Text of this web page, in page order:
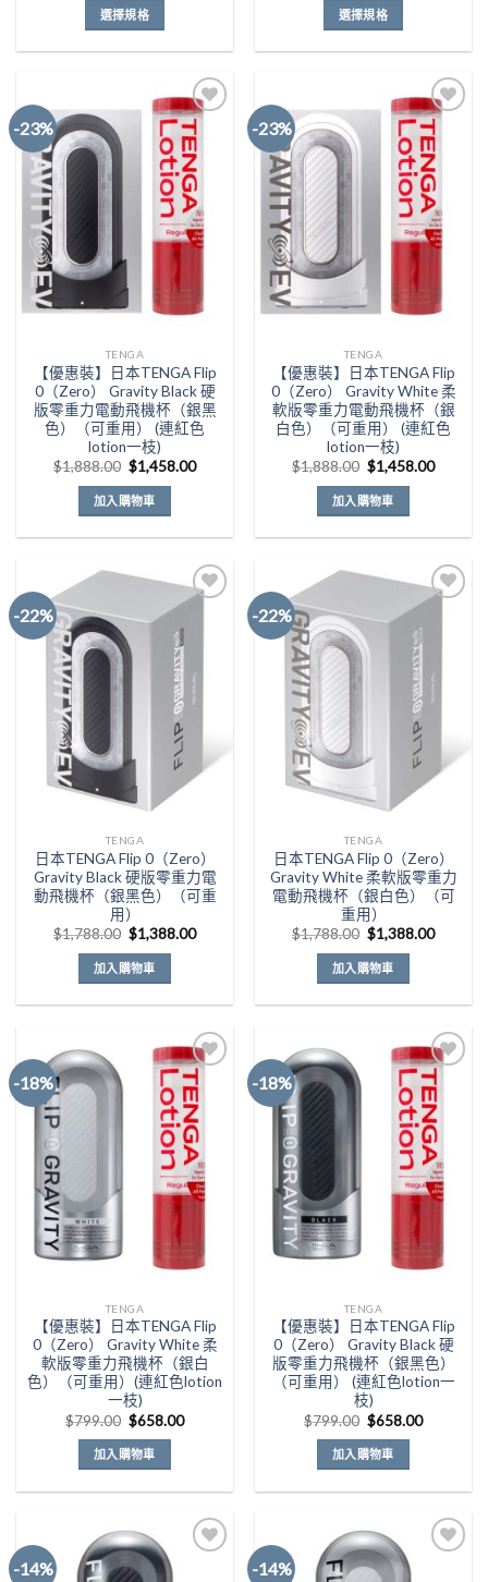
到
選擇規格
有
產
品
頁
選
擇
選
項
到
選擇規格
有
品
頁
選
擇
選
項
-23%
Add to
Wishlist
TENGA
【優惠裝】日本TENGA Flip
0（Zero） Gravity Black 硬
版零重力電動飛機杯（銀黑
色）（可重用） (連紅色
lotion一枝)
$1,888.00 原
始
價
格：
$1,888.00。
$1,458.00目
加入購物車
-23%
Add to
Wishlist
TENGA
【優惠裝】日本TENGA Flip
0（Zero） Gravity White 柔
軟版零重力電動飛機杯（銀
白色）（可重用） (連紅色
lotion一枝)
$1,888.00 原
始
價
格：
$1,888.00。
$1,458.00目
加入購物車
-22%
Add to
Wishlist
TENGA
日本TENGA Flip 0（Zero）
Gravity Black 硬版零重力電
動飛機杯（銀黑色）（可重
用）
$1,788.00 原
始
價
格：
$1,788.00。
$1,388.00目
加入購物車
-22%
Add to
Wishlist
TENGA
日本TENGA Flip 0（Zero）
Gravity White 柔軟版零重力
電動飛機杯（銀白色）（可
重用）
$1,788.00 原
始
價
格：
$1,788.00。
$1,388.00目
加入購物車
-18%
Add to
Wishlist
TENGA
【優惠裝】日本TENGA Flip
0（Zero） Gravity White 柔
軟版零重力飛機杯（銀白
色）（可重用）(連紅色lotion
一枝)
$799.00 原
始
價
格：
$799.00。
$658.00目
加入購物車
-18%
Add to
Wishlist
TENGA
【優惠裝】日本TENGA Flip
0（Zero） Gravity Black 硬
版零重力飛機杯（銀黑色）
（可重用） (連紅色lotion一
枝)
$799.00 原
始
價
格：
$799.00。
$658.00目
加入購物車
-14% -14%